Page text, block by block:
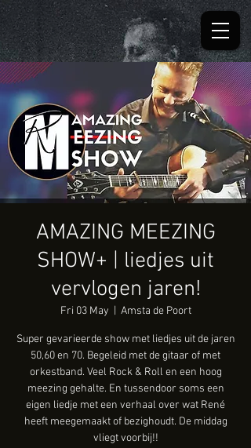
AMAZING MEEZING
SHOW+ | liedjes uit
vervlogen jaren!
Fri 03 May Amsta de Poort
Super gevarieerde show met liedjes uit de jaren
50,60 en 70. Begeleid met de gitaar of met
orkestband. Veel Rock & Roll en een hoog
meezing gehalte. En tussendoor soms een
eigen liedje met een verhaal over wat René
heeft meegemaakt of bezighoudt. De middag
vliegt voorbij!!